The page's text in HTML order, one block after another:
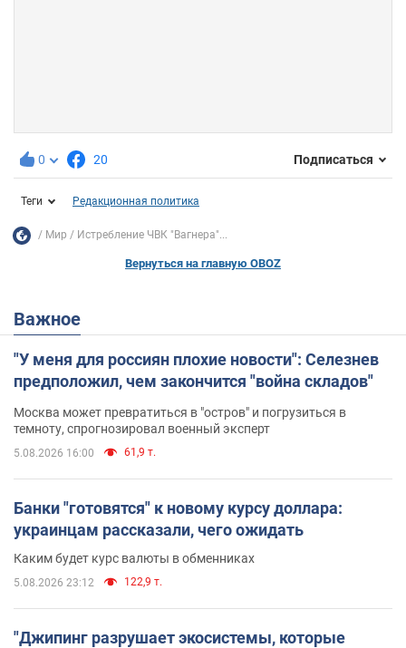
0 20 Подписаться
Теги Редакционная политика
Мир Истребление ЧВК "Вагнера"...
Вернуться на главную OBOZ
Важное
"У меня для россиян плохие новости": Селезнев
предположил, чем закончится "война складов"
Москва может превратиться в "остров" и погрузиться в
темноту, спрогнозировал военный эксперт
5.08.2026 16:00 61,9 т.
Банки "готовятся" к новому курсу доллара:
украинцам рассказали, чего ожидать
Каким будет курс валюты в обменниках
5.08.2026 23:12 122,9 т.
"Джипинг разрушает экосистемы, которые